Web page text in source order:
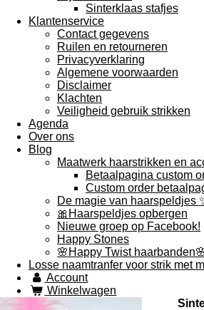
Sinterklaas stafjes
Klantenservice
Contact gegevens
Ruilen en retourneren
Privacyverklaring
Algemene voorwaarden
Disclaimer
Klachten
Veiligheid gebruik strikken
Agenda
Over ons
Blog
Maatwerk haarstrikken en
Betaalpagina custom
Custom order
De magie van haarspeldjes
🎀Haarspeldjes opbergen
Nieuwe groep op Facebook!
Happy Stones
🌸Happy Twist
Losse naamtranfer voor strik met
Account
Winkelwagen